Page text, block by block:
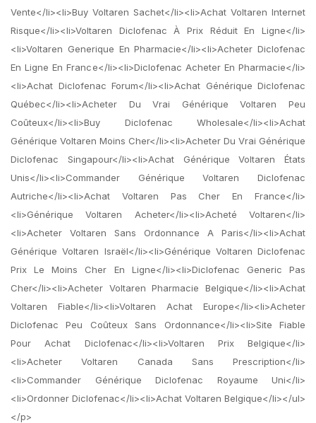
Vente</li><li>Buy Voltaren Sachet</li><li>Achat Voltaren Internet
Risque</li><li>Voltaren Diclofenac À Prix Réduit En Ligne</li>
<li>Voltaren Generique En Pharmacie</li><li>Acheter Diclofenac
En Ligne En France</li><li>Diclofenac Acheter En Pharmacie</li>
<li>Achat Diclofenac Forum</li><li>Achat Générique Diclofenac
Québec</li><li>Acheter Du Vrai Générique Voltaren Peu
Coûteux</li><li>Buy Diclofenac Wholesale</li><li>Achat
Générique Voltaren Moins Cher</li><li>Acheter Du Vrai Générique
Diclofenac Singapour</li><li>Achat Générique Voltaren États
Unis</li><li>Commander Générique Voltaren Diclofenac
Autriche</li><li>Achat Voltaren Pas Cher En France</li>
<li>Générique Voltaren Acheter</li><li>Acheté Voltaren</li>
<li>Acheter Voltaren Sans Ordonnance A Paris</li><li>Achat
Générique Voltaren Israël</li><li>Générique Voltaren Diclofenac
Prix Le Moins Cher En Ligne</li><li>Diclofenac Generic Pas
Cher</li><li>Acheter Voltaren Pharmacie Belgique</li><li>Achat
Voltaren Fiable</li><li>Voltaren Achat Europe</li><li>Acheter
Diclofenac Peu Coûteux Sans Ordonnance</li><li>Site Fiable
Pour Achat Diclofenac</li><li>Voltaren Prix Belgique</li>
<li>Acheter Voltaren Canada Sans Prescription</li>
<li>Commander Générique Diclofenac Royaume Uni</li>
<li>Ordonner Diclofenac</li><li>Achat Voltaren Belgique</li></ul>
</p>